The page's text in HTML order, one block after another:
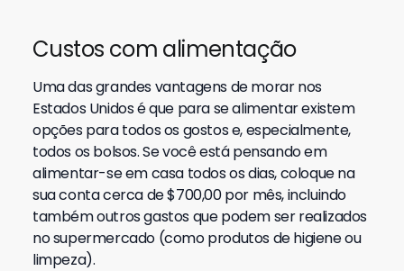
Custos com alimentação
Uma das grandes vantagens de morar nos
Estados Unidos é que para se alimentar existem
opções para todos os gostos e, especialmente,
todos os bolsos. Se você está pensando em
alimentar-se em casa todos os dias, coloque na
sua conta cerca de $700,00 por mês, incluindo
também outros gastos que podem ser realizados
no supermercado (como produtos de higiene ou
limpeza).